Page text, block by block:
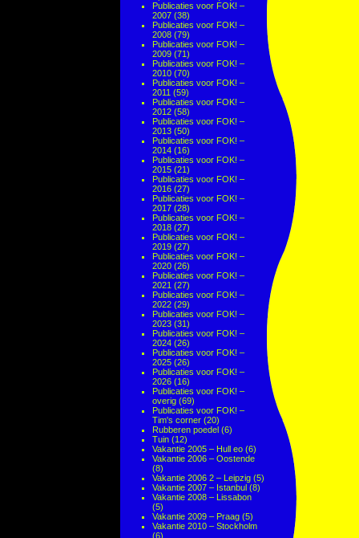
Publicaties voor FOK! –
2007 (38)
Publicaties voor FOK! –
2008 (79)
Publicaties voor FOK! –
2009 (71)
Publicaties voor FOK! –
2010 (70)
Publicaties voor FOK! –
2011 (59)
Publicaties voor FOK! –
2012 (58)
Publicaties voor FOK! –
2013 (50)
Publicaties voor FOK! –
2014 (16)
Publicaties voor FOK! –
2015 (21)
Publicaties voor FOK! –
2016 (27)
Publicaties voor FOK! –
2017 (28)
Publicaties voor FOK! –
2018 (27)
Publicaties voor FOK! –
2019 (27)
Publicaties voor FOK! –
2020 (26)
Publicaties voor FOK! –
2021 (27)
Publicaties voor FOK! –
2022 (29)
Publicaties voor FOK! –
2023 (31)
Publicaties voor FOK! –
2024 (26)
Publicaties voor FOK! –
2025 (26)
Publicaties voor FOK! –
2026 (16)
Publicaties voor FOK! –
overig (69)
Publicaties voor FOK! –
Tim's corner (20)
Rubberen poedel (6)
Tuin (12)
Vakantie 2005 – Hull eo (6)
Vakantie 2006 – Oostende
(8)
Vakantie 2006 2 – Leipzig (5)
Vakantie 2007 – Istanbul (8)
Vakantie 2008 – Lissabon
(5)
Vakantie 2009 – Praag (5)
Vakantie 2010 – Stockholm
(6)